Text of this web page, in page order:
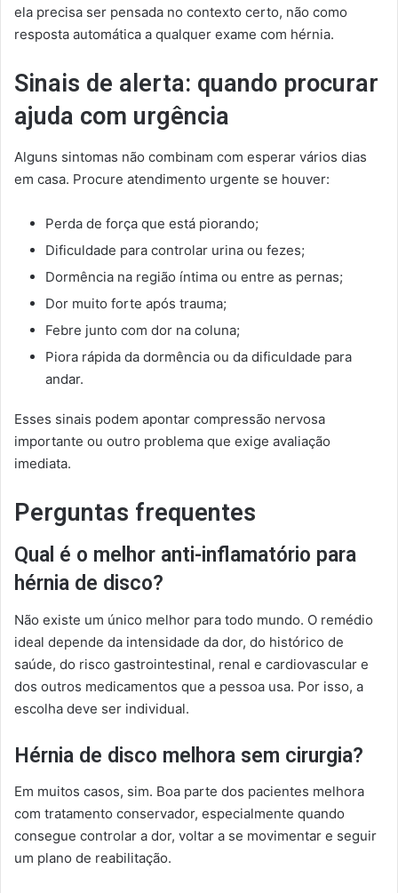
ela precisa ser pensada no contexto certo, não como
resposta automática a qualquer exame com hérnia.
Sinais de alerta: quando procurar
ajuda com urgência
Alguns sintomas não combinam com esperar vários dias
em casa. Procure atendimento urgente se houver:
Perda de força que está piorando;
Dificuldade para controlar urina ou fezes;
Dormência na região íntima ou entre as pernas;
Dor muito forte após trauma;
Febre junto com dor na coluna;
Piora rápida da dormência ou da dificuldade para
andar.
Esses sinais podem apontar compressão nervosa
importante ou outro problema que exige avaliação
imediata.
Perguntas frequentes
Qual é o melhor anti-inflamatório para
hérnia de disco?
Não existe um único melhor para todo mundo. O remédio
ideal depende da intensidade da dor, do histórico de
saúde, do risco gastrointestinal, renal e cardiovascular e
dos outros medicamentos que a pessoa usa. Por isso, a
escolha deve ser individual.
Hérnia de disco melhora sem cirurgia?
Em muitos casos, sim. Boa parte dos pacientes melhora
com tratamento conservador, especialmente quando
consegue controlar a dor, voltar a se movimentar e seguir
um plano de reabilitação.